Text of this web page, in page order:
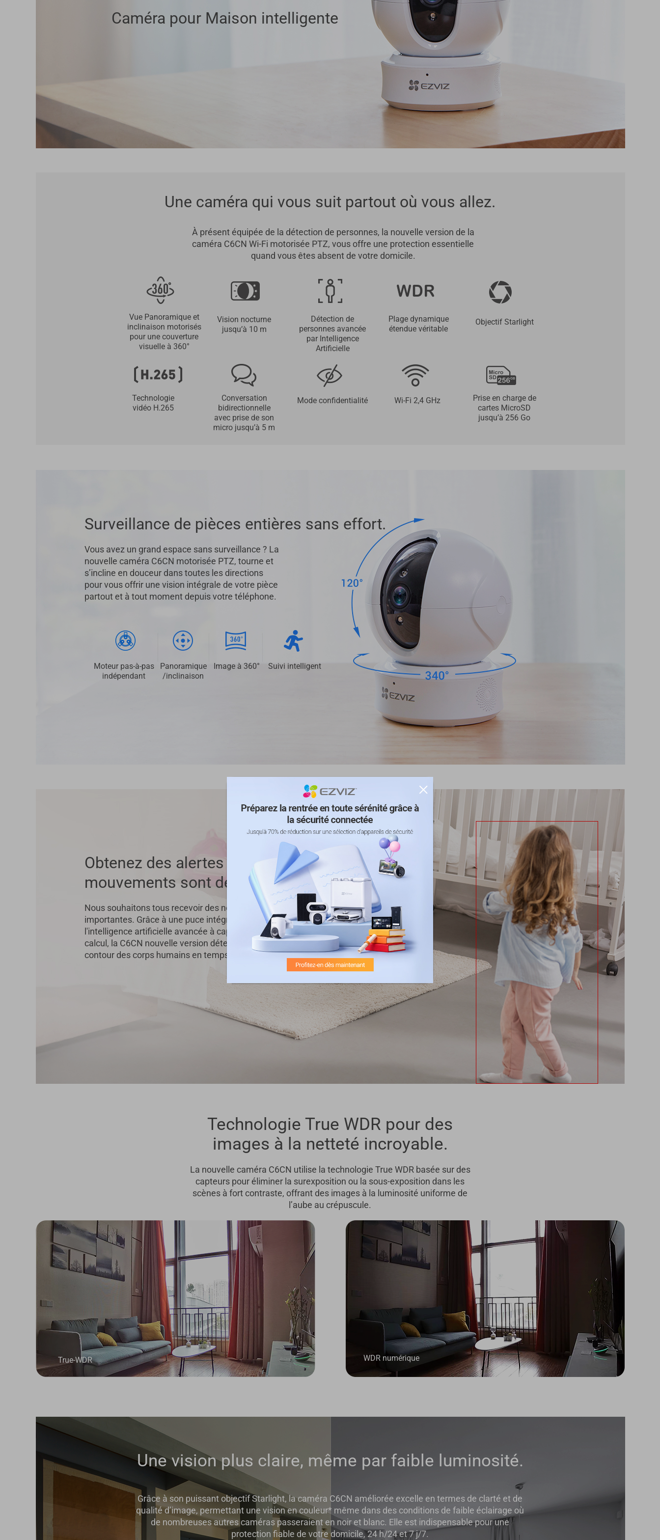
Caméra pour Maison intelligente
Une caméra qui vous suit partout où vous allez.
À présent équipée de la détection de personnes, la nouvelle version de la
caméra C6CN Wi-Fi motorisée PTZ, vous offre une protection essentielle
quand vous êtes absent de votre domicile.
Prise en charge de
cartes MicroSD
jusqu’à 256 Go
Wi-Fi 2,4 GHz
Conversation
bidirectionnelle
avec prise de son
micro jusqu’à 5 m
Mode confidentialité
Technologie
vidéo H.265
Plage dynamique
étendue véritable
Détection de
personnes avancée
par Intelligence
Artificielle
Vision nocturne
jusqu’à 10 m
Vue Panoramique et
inclinaison motorisés
pour une couverture
visuelle à 360°
Objectif Starlight
Vous avez un grand espace sans surveillance ? La
nouvelle caméra C6CN motorisée PTZ, tourne et
s’incline en douceur dans toutes les directions
pour vous offrir une vision intégrale de votre pièce
partout et à tout moment depuis votre téléphone.
Surveillance de pièces entières sans effort.
Suivi intelligent
Image à 360°
Panoramique
/inclinaison
Moteur pas-à-pas
indépendant
Obtenez des alertes dès que des
mouvements sont détectés.
Nous souhaitons tous recevoir des notifications
importantes. Grâce à une puce intégrant de
l'intelligence artificielle avancée à capacité de
calcul, la C6CN nouvelle version détecte et suit le
contour des corps humains en temps réel.
Technologie True WDR pour des
images à la netteté incroyable.
La nouvelle caméra C6CN utilise la technologie True WDR basée sur des
capteurs pour éliminer la surexposition ou la sous-exposition dans les
scènes à fort contraste, offrant des images à la luminosité uniforme de
l’aube au crépuscule.
True-WDR WDR numérique
Une vision plus claire, même par faible luminosité.
Grâce à son puissant objectif Starlight, la caméra C6CN améliorée excelle en termes de clarté et de
qualité d’image, permettant une vision en couleur* même dans des conditions de faible éclairage où
de nombreuses autres caméras passeraient en noir et blanc. Elle est indispensable pour une
protection fiable de votre domicile, 24 h/24 et 7 j/7.